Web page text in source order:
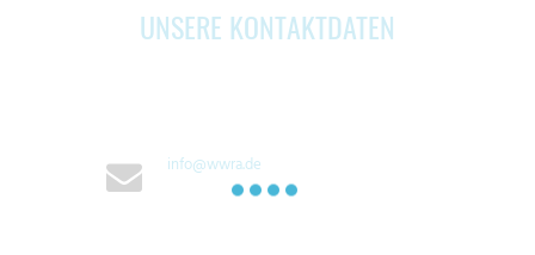
UNSERE KONTAKTDATEN
info@wwra.de